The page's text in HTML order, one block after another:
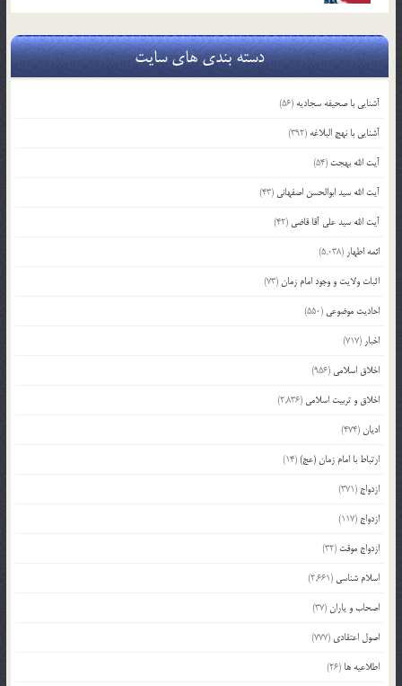
دسته بندی های سایت
آشنایی با صحیفه سجادیه (56)
آشنایی با نهج البلاغه (392)
آیت الله بهجت (54)
آیت الله سید ابوالحسن اصفهانی (43)
آیت الله سید علی آقا قاضی (42)
ائمه اطهار (5,038)
اثبات ولایت و وجود امام زمان(73)
احادیث موضوعی (550)
اخبار (717)
اخلاق اسلامی (956)
اخلاق و تربیت اسلامی (2,836)
ادیان(474)
ارتباط با امام زمان (عج)(14)
ازدواج (371)
ازدواج (117)
ازدواج موقت (32)
اسلام شناسی (2,661)
اصحاب و یاران(37)
اصول اعتقادی (777)
اطلاعیه ها (26)